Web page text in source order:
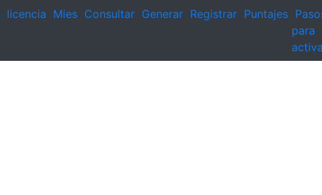
licencia Mies Consultar Generar Registrar Puntajes
para